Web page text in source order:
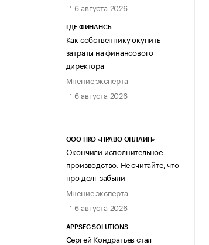
6 августа 2026
ГДЕ ФИНАНСЫ
Как собственнику окупить
затраты на финансового
директора
Мнение эксперта
6 августа 2026
ООО ПКО «ПРАВО ОНЛАЙН»
Окончили исполнительное
производство. Не считайте, что
про долг забыли
Мнение эксперта
6 августа 2026
APPSEC SOLUTIONS
Сергей Кондратьев стал